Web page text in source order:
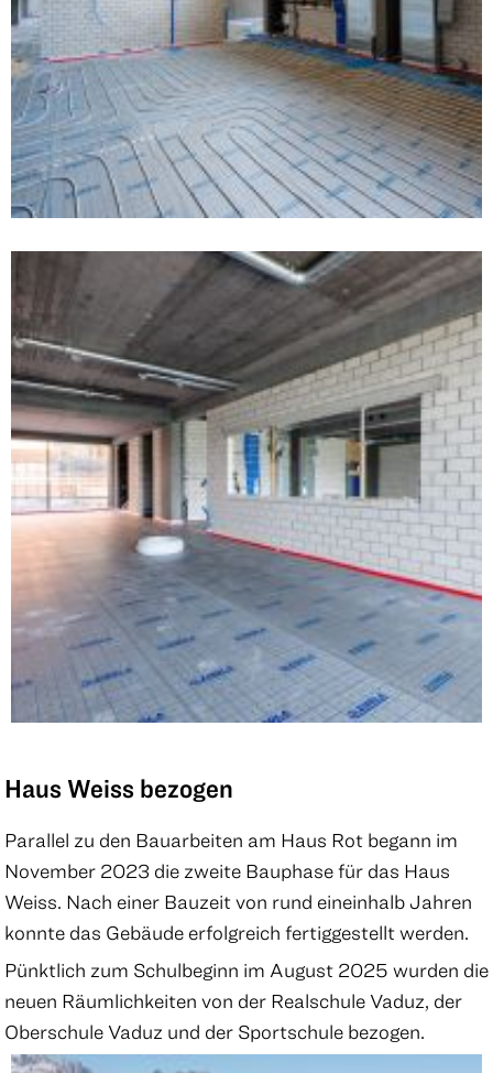
Haus Weiss bezogen
Parallel zu den Bauarbeiten am Haus Rot begann im
November 2023 die zweite Bauphase für das Haus
Weiss. Nach einer Bauzeit von rund eineinhalb Jahren
konnte das Gebäude erfolgreich fertiggestellt werden.
Pünktlich zum Schulbeginn im August 2025 wurden die
neuen Räumlichkeiten von der Realschule Vaduz, der
Oberschule Vaduz und der Sportschule bezogen.